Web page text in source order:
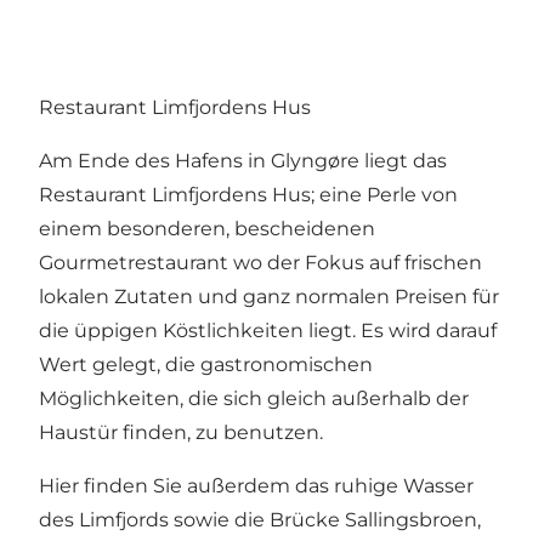
Restaurant Limfjordens Hus
Am Ende des Hafens in Glyngøre liegt das
Restaurant Limfjordens Hus; eine Perle von
einem besonderen, bescheidenen
Gourmetrestaurant wo der Fokus auf frischen
lokalen Zutaten und ganz normalen Preisen für
die üppigen Köstlichkeiten liegt. Es wird darauf
Wert gelegt, die gastronomischen
Möglichkeiten, die sich gleich außerhalb der
Haustür finden, zu benutzen.
Hier finden Sie außerdem das ruhige Wasser
des Limfjords sowie die Brücke Sallingsbroen,